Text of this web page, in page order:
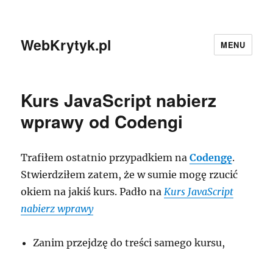
WebKrytyk.pl MENU
Kurs JavaScript nabierz
wprawy od Codengi
Trafiłem ostatnio przypadkiem naCodengę.
Stwierdziłem zatem, że w sumie mogę rzucić
okiem na jakiś kurs. Padło naKurs JavaScript
nabierz wprawy
Zanim przejdzę do treści samego kursu,